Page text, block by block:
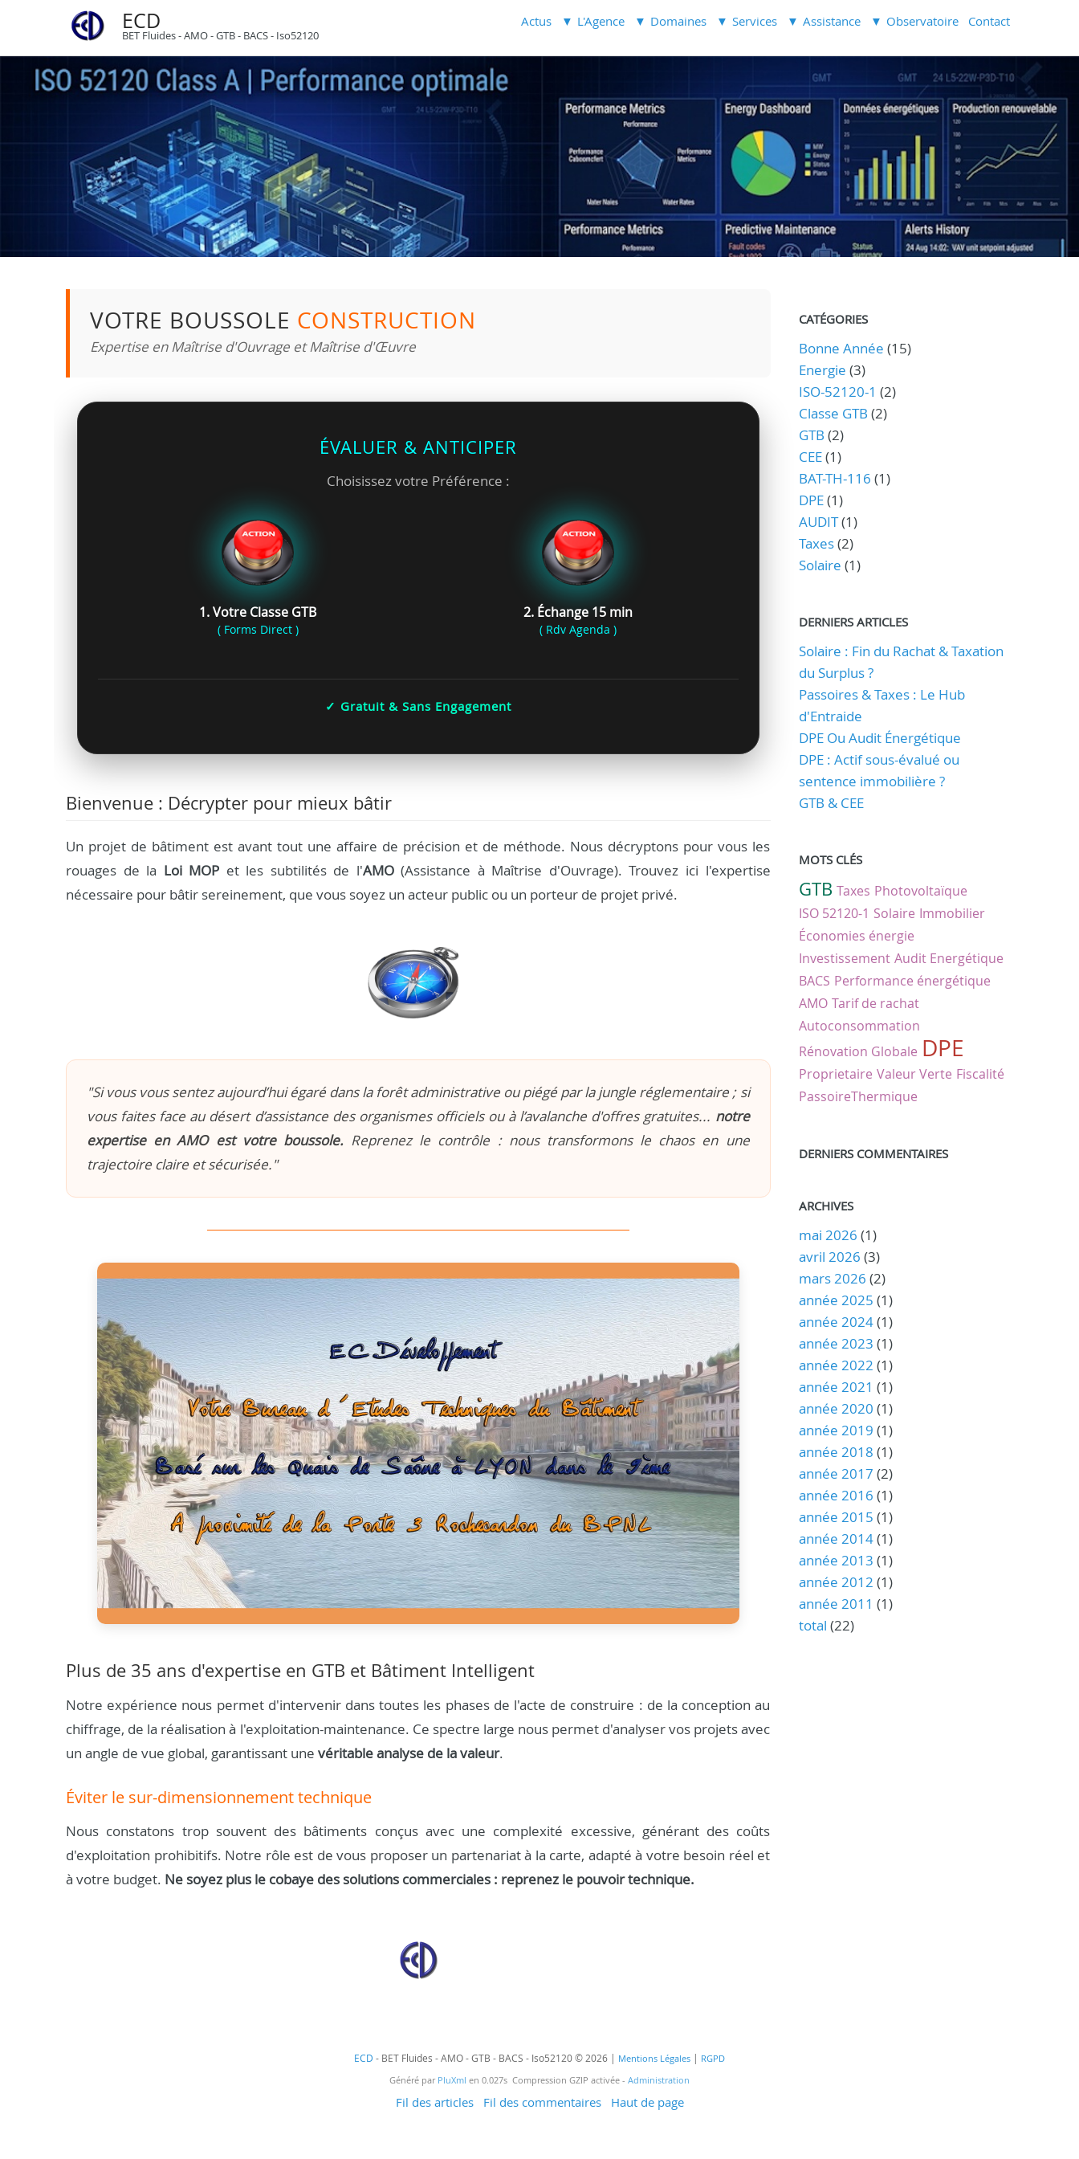
ECD
BET Fluides - AMO - GTB - BACS - Iso52120
Actus L'Agence Domaines Services Assistance Observatoire Contact
VOTRE BOUSSOLE CONSTRUCTION
Expertise en Maîtrise d'Ouvrage et Maîtrise d'Œuvre
ÉVALUER & ANTICIPER
Choisissez votre Préférence :
1. Votre Classe GTB
( Forms Direct )
2. Échange 15 min
( Rdv Agenda )
✓ Gratuit & Sans Engagement
Bienvenue : Décrypter pour mieux bâtir
Un projet de bâtiment est avant tout une affaire de précision et de méthode. Nous décryptons pour vous les
rouages de la Loi MOP et les subtilités de l'AMO(Assistance à Maîtrise d'Ouvrage). Trouvez ici l'expertise
nécessaire pour bâtir sereinement, que vous soyez un acteur public ou un porteur de projet privé.
"Si vous vous sentez aujourd’hui égaré dans la forêt administrative ou piégé par la jungle réglementaire ; si
vous faites face au désert d’assistance des organismes officiels ou à l’avalanche d'offres gratuites... notre
expertise en AMO est votre boussole.Reprenez le contrôle : nous transformons le chaos en une
trajectoire claire et sécurisée."
Plus de 35 ans d'expertise en GTB et Bâtiment Intelligent
Notre expérience nous permet d'intervenir dans toutes les phases de l'acte de construire : de la conception au
chiffrage, de la réalisation à l'exploitation-maintenance. Ce spectre large nous permet d'analyser vos projets avec
un angle de vue global, garantissant une véritable analyse de la valeur.
Éviter le sur-dimensionnement technique
Nous constatons trop souvent des bâtiments conçus avec une complexité excessive, générant des coûts
d'exploitation prohibitifs. Notre rôle est de vous proposer un partenariat à la carte, adapté à votre besoin réel et
à votre budget. Ne soyez plus le cobaye des solutions commerciales : reprenez le pouvoir technique.
CATÉGORIES
Bonne Année (15)
Energie (3)
ISO-52120-1 (2)
Classe GTB (2)
GTB (2)
CEE(1)
BAT-TH-116 (1)
DPE(1)
AUDIT(1)
Taxes(2)
Solaire (1)
DERNIERS ARTICLES
Solaire : Fin du Rachat & Taxation
du Surplus ?
Passoires & Taxes : Le Hub
d'Entraide
DPE Ou Audit Énergétique
DPE : Actif sous-évalué ou
sentence immobilière ?
GTB & CEE
MOTS CLÉS
GTB Taxes Photovoltaïque
ISO 52120-1 Solaire Immobilier
Économies énergie
Investissement Audit Energétique
BACS Performance énergétique
AMO Tarif de rachat
Autoconsommation
Rénovation Globale DPE
Proprietaire Valeur Verte Fiscalité
PassoireThermique
DERNIERS COMMENTAIRES
ARCHIVES
mai 2026 (1)
avril 2026 (3)
mars 2026 (2)
année 2025 (1)
année 2024(1)
année 2023 (1)
année 2022 (1)
année 2021 (1)
année 2020 (1)
année 2019 (1)
année 2018 (1)
année 2017 (2)
année 2016 (1)
année 2015 (1)
année 2014(1)
année 2013 (1)
année 2012 (1)
année 2011 (1)
total (22)
ECD - BET Fluides - AMO - GTB - BACS - Iso52120 © 2026 | Mentions Légales | RGPD
Généré par PluXml en 0.027s Compression GZIP activée - Administration
Fil des articles Fil des commentaires Haut de page